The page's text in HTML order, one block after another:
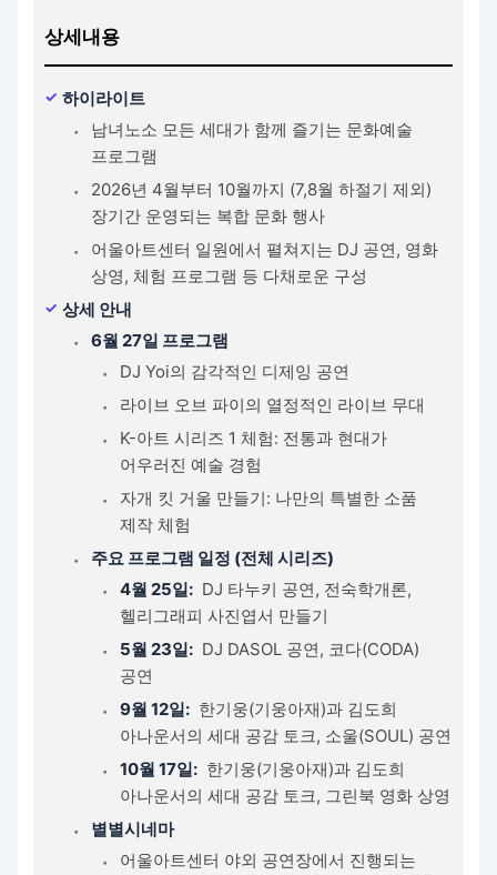
상세내용
하이라이트
남녀노소 모든 세대가 함께 즐기는 문화예술
프로그램
2026년 4월부터 10월까지 (7,8월 하절기 제외)
장기간 운영되는 복합 문화 행사
어울아트센터 일원에서 펼쳐지는 DJ 공연, 영화
상영, 체험 프로그램 등 다채로운 구성
상세 안내
6월 27일 프로그램
DJ Yoi의 감각적인 디제잉 공연
라이브 오브 파이의 열정적인 라이브 무대
K-아트 시리즈 1 체험: 전통과 현대가
어우러진 예술 경험
자개 킷 거울 만들기: 나만의 특별한 소품
제작 체험
주요 프로그램 일정 (전체 시리즈)
4월 25일: DJ 타누키 공연, 전숙학개론,
헬리그래피 사진엽서 만들기
5월 23일: DJ DASOL 공연, 코다(CODA)
공연
9월 12일: 한기웅(기웅아재)과 김도희
아나운서의 세대 공감 토크, 소울(SOUL) 공연
10월 17일: 한기웅(기웅아재)과 김도희
아나운서의 세대 공감 토크, 그린북 영화 상영
별별시네마
어울아트센터 야외 공연장에서 진행되는